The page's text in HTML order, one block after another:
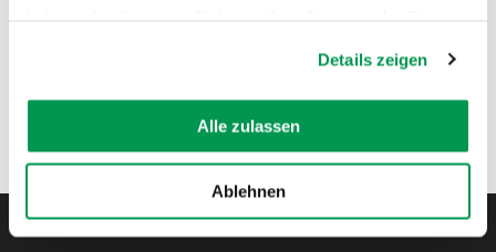
Details zeigen
Alle zulassen
Ablehnen